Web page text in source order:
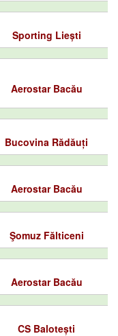
Sporting Liești
Aerostar Bacău
Bucovina Rădăuți
Aerostar Bacău
Şomuz Fălticeni
Aerostar Bacău
CS Balotești